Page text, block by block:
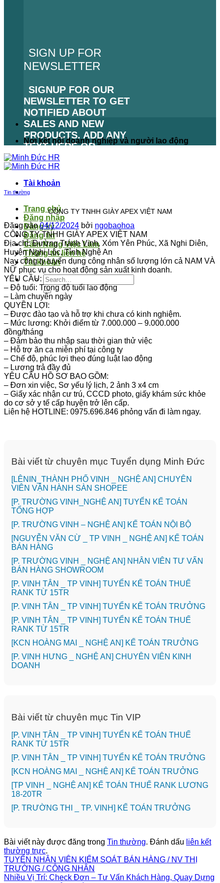
SIGN UP FOR
NEWSLETTER
SIGNUP FOR OUR
NEWSLETTER TO GET
NOTIFIED ABOUT
SALES AND NEW
PRODUCTS. ADD ANY
TEXT HERE OR
REMOVE IT.
LỖI:KHÔNG TÌM THẤY
BIỂU MẪU LIÊN HỆ.
Nơi kết nối doanh nghiệp và người lao động
Tài khoản
Trang chủ
Đăng nhập
Đăng ký
Đăng tin
Cẩm Nang Việc Làm
Thông tin liên hệ
Tài khoản
Tin thường
CÔNG TY TNHH GIÀY APEX VIỆT NAM
Đăng vào04/12/2024 bởi ngobaohoa
CÔNG TY TNHH GIÀY APEX VIỆT NAM
Địa chỉ: Đường Tránh Vinh, Xóm Yên Phúc, Xã Nghi Diên,
Huyện Nghi Lộc, Tỉnh Nghệ An
Nay công ty tuyển dụng công nhân số lượng lớn cả NAM VÀ
NỮ phục vụ cho hoạt động sản xuất kinh doanh.
YÊU CẦU:
– Độ tuổi: Trong độ tuổi lao động
– Làm chuyên ngày
QUYỀN LỢI:
– Được đào tạo và hỗ trợ khi chưa có kinh nghiệm.
– Mức lương: Khởi điểm từ 7.000.000 – 9.000.000
đồng/tháng
– Đảm bảo thu nhập sau thời gian thử việc
– Hỗ trợ ăn ca miễn phí tại công ty
– Chế độ, phúc lợi theo đúng luật lao động
– Lương trả đầy đủ
YÊU CẦU HỒ SƠ BAO GỒM:
– Đơn xin việc, Sơ yếu lý lịch, 2 ảnh 3 x4 cm
– Giấy xác nhận cư trú, CCCD photo, giấy khám sức khỏe
do cơ sở y tế cấp huyện trở lên cấp.
Liên hệ HOTLINE: 0975.696.846 phỏng vấn đi làm ngay.
Bài viết từ chuyên mục Tuyển dụng Minh Đức
️[LÊNIN_THÀNH PHỐ VINH _ NGHỆ AN] CHUYÊN
VIÊN VẬN HÀNH SÀN SHOPEE
[P. TRƯỜNG VINH_NGHỆ AN] TUYỂN KẾ TOÁN
TỔNG HỢP
[P. TRƯỜNG VINH – NGHỆ AN] KẾ TOÁN NỘI BỘ
[NGUYỄN VĂN CỪ _ TP VINH _ NGHỆ AN] KẾ TOÁN
BÁN HÀNG
[P. TRƯỜNG VINH _ NGHỆ AN] NHÂN VIÊN TƯ VẤN
BÁN HÀNG SHOWROOM
[P. VINH TÂN _ TP VINH] TUYỂN KẾ TOÁN THUẾ
RANK TỪ 15TR
[P. VINH TÂN _ TP VINH] TUYỂN KẾ TOÁN TRƯỞNG
[P. VINH TÂN _ TP VINH] TUYỂN KẾ TOÁN THUẾ
RANK TỪ 15TR
️[KCN HOÀNG MAI _ NGHỆ AN] KẾ TOÁN TRƯỞNG
️[P. VINH HƯNG _ NGHỆ AN] CHUYÊN VIÊN KINH
DOANH
Bài viết từ chuyên mục Tin VIP
[P. VINH TÂN _ TP VINH] TUYỂN KẾ TOÁN THUẾ
RANK TỪ 15TR
[P. VINH TÂN _ TP VINH] TUYỂN KẾ TOÁN TRƯỞNG
️[KCN HOÀNG MAI _ NGHỆ AN] KẾ TOÁN TRƯỞNG
[TP VINH _ NGHỆ AN] KẾ TOÁN THUẾ RANK LƯƠNG
18-20TR
️[P. TRƯỜNG THI _ TP. VINH] KẾ TOÁN TRƯỞNG
Bài viết này được đăng trong Tin thường. Đánh dấu liên kết
thường trực.
TUYỂN NHÂN VIÊN KIẾM SOÁT BÁN HÀNG / NV THỊ
TRƯỜNG / CÔNG NHÂN
Nhiều Vị Trí: Check Đơn – Tư Vấn Khách Hàng, Quay Dựng